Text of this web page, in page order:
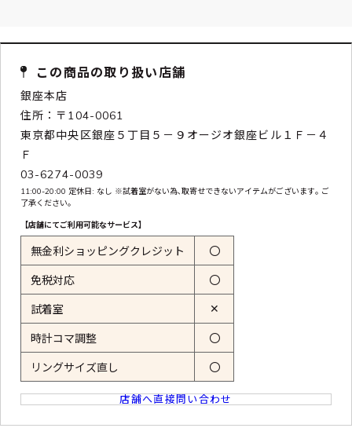
この商品の取り扱い店舗
銀座本店
住所：〒104-0061
東京都中央区銀座５丁目５－９オージオ銀座ビル１Ｆ－４
Ｆ
03-6274-0039
11:00-20:00 定休日: なし ※試着室がない為､取寄せできないアイテムがございます｡ ご
了承ください｡
【店舗にてご利用可能なサービス】
無金利ショッピングクレジット 〇
免税対応 〇
試着室 ✕
時計コマ調整 〇
リングサイズ直し 〇
店舗へ直接問い合わせ